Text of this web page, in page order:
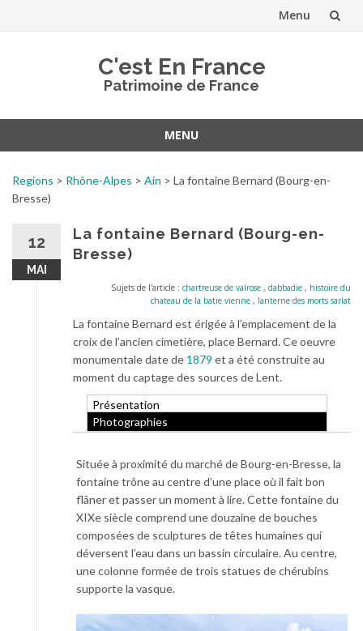
Menu
C'est En France
Patrimoine de France
MENU
contenu
Regions > Rhône-Alpes > Ain > La fontaine Bernard (Bourg-en-
Bresse)
12
MAI
La fontaine Bernard (Bourg-en-
Bresse)
Sujets de l'article : chartreuse de valrose , dabbadie , histoire du
chateau de la batie vienne , lanterne des morts sarlat
La fontaine Bernard est érigée à l’emplacement de la
croix de l’ancien cimetière, place Bernard. Ce oeuvre
monumentale date de 1879 et a été construite au
moment du captage des sources de Lent.
Présentation
Photographies
Située à proximité du marché de Bourg-en-Bresse, la
fontaine trône au centre d’une place où il fait bon
flâner et passer un moment à lire. Cette fontaine du
XIXe siècle comprend une douzaine de bouches
composées de sculptures de têtes humaines qui
déversent l’eau dans un bassin circulaire. Au centre,
une colonne formée de trois statues de chérubins
supporte la vasque.